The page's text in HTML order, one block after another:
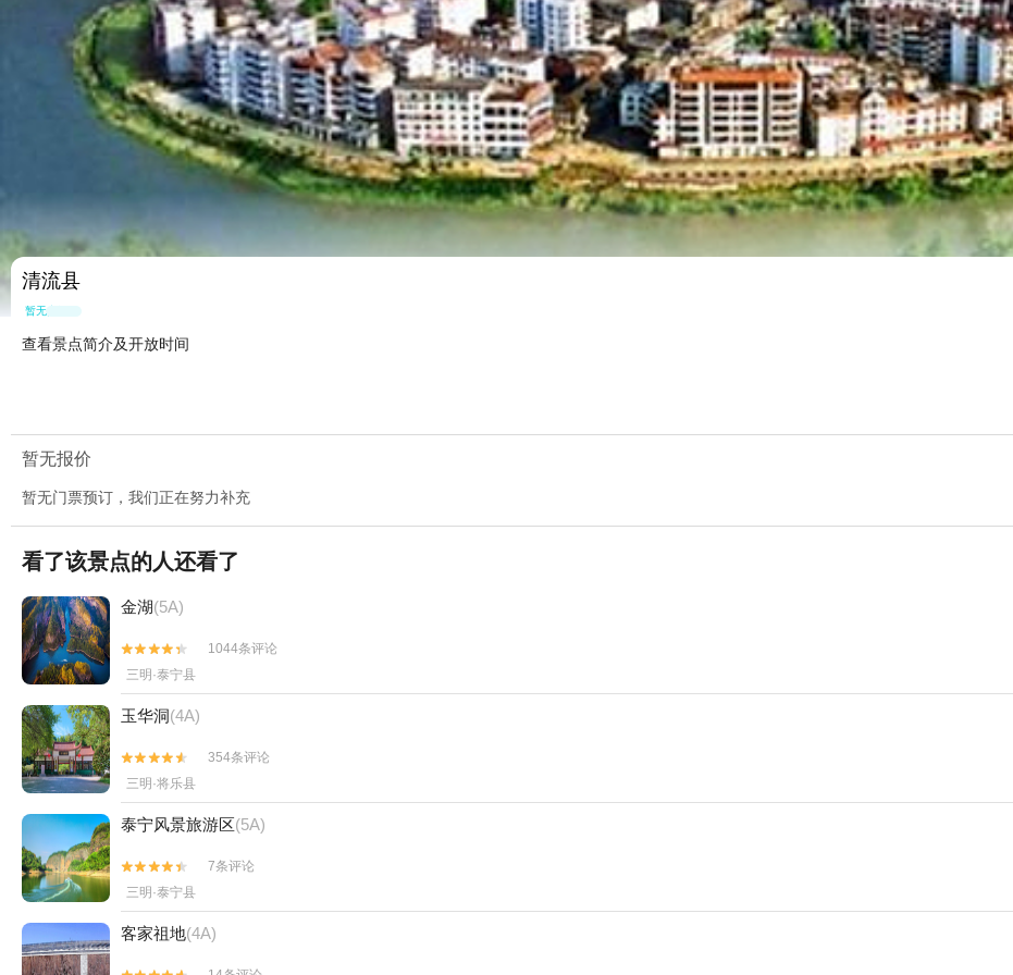
清流县
暂无点评
查看景点简介及开放时间
暂无报价
暂无门票预订，我们正在努力补充
看了该景点的人还看了
金湖(5A)


1044条评论
三明·泰宁县
玉华洞(4A)


354条评论
三明·将乐县
泰宁风景旅游区(5A)


7条评论
三明·泰宁县
客家祖地(4A)